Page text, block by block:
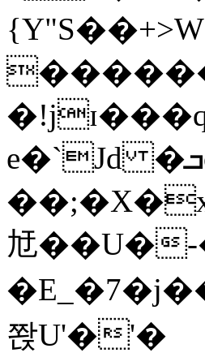
e�`Jd �ܒo��m��1��d|
㝼��U�-
쫝U'�'�